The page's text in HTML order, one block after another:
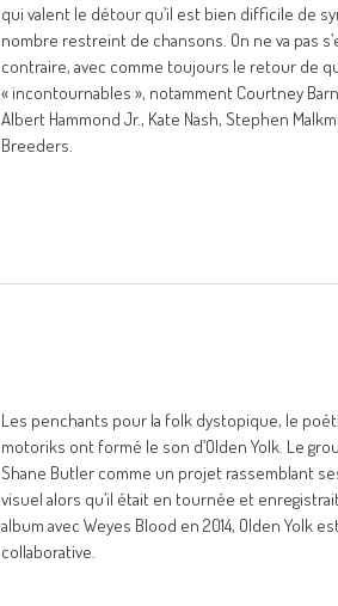
qui valent le détour qu’il est bien difficile de
nombre restreint de chansons. On ne va pas
contraire, avec comme toujours le retour de
« incontournables », notamment Courtney
Albert Hammond Jr., Kate Nash, Stephen
Breeders.
Les penchants pour la folk dystopique, le
motoriks ont formé le son d’Olden Yolk. Le
Shane Butler comme un projet rassemblant
visuel alors qu’il était en tournée et
album avec Weyes Blood en 2014, Olden Yolk
collaborative.